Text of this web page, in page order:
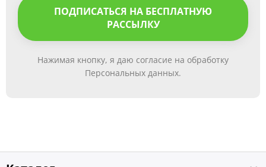
ПОДПИСАТЬСЯ НА БЕСПЛАТНУЮ
РАССЫЛКУ
Нажимая кнопку, я даю согласие на обработку
Персональных данных.